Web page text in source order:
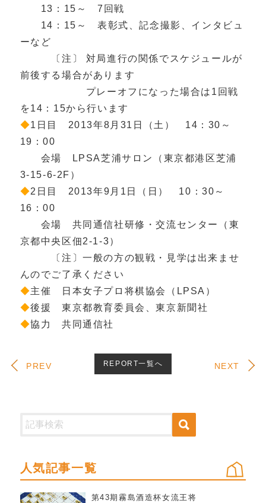
13：15～ 7回戦
14：15～ 表彰式、記念撮影、インタビュ
ーなど
〔注〕 対局進行の関係でスケジュールが
前後する場合があります
プレーオフになった場合は1回戦
を14：15から行います
◆1日目 2013年8月31日（土） 14：30～
19：00
会場 LPSA芝浦サロン（東京都港区芝浦
3-15-6-2F）
◆2日目 2013年9月1日（日） 10：30～
16：00
会場 共同通信社研修・交流センター（東
京都中央区佃2-1-3）
〔注〕一般の方の観戦・見学は出来ませ
んのでご了承ください
◆主催 日本女子プロ将棋協会（LPSA）
◆後援 東京都教育委員会、東京新聞社
◆協力 共同通信社
PREV REPORT一覧へ NEXT
人気記事一覧
第43期霧島酒造杯女流王将